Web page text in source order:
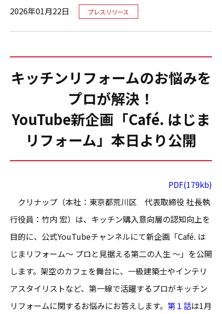
2026年01月22日 プレスリリース
キッチンリフォームのお悩みを
プロが解決！
YouTube新企画「Café. はじま
リフォーム」本日より公開
PDF(179kb)
クリナップ（本社：東京都荒川区 代表取締役 社長執
行役員：竹内 宏）は、キッチン購入意向層の認知向上を
目的に、公式YouTubeチャンネルにて新企画「Café. は
じまリフォーム～ プロと見据える第二の人生 ～」を公開
します。架空のカフェを舞台に、一級建築士やインテリ
アスタイリストなど、第一線で活躍するプロがキッチン
リフォームに関するお悩みにお答えします。 第１話は1月